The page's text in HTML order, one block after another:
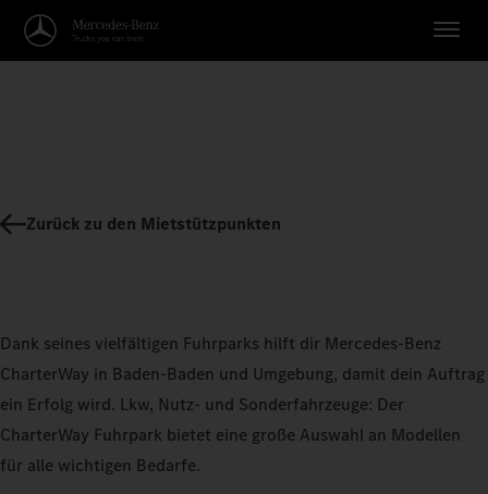
Zurück zu den Mietstützpunkten
Dank seines vielfältigen Fuhrparks hilft dir Mercedes-Benz
CharterWay in Baden-Baden und Umgebung, damit dein Auftrag
ein Erfolg wird. Lkw, Nutz- und Sonderfahrzeuge: Der
CharterWay Fuhrpark bietet eine große Auswahl an Modellen
für alle wichtigen Bedarfe.